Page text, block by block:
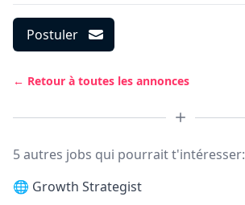
Postuler
← Retour à toutes les annonces
5 autres jobs qui pourrait t'intéresser:
🌐 Growth Strategist